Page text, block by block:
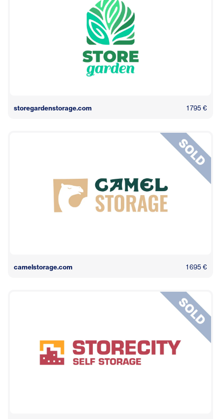
storegardenstorage.com 1 795 €
camelstorage.com 1 695 €